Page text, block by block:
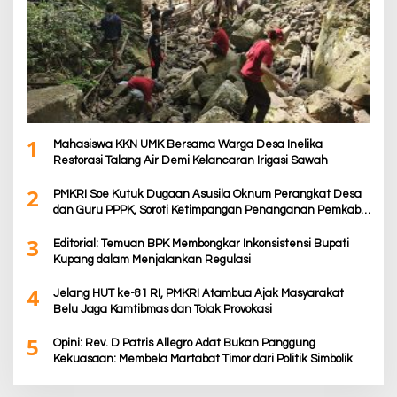
1
Mahasiswa KKN UMK Bersama Warga Desa Inelika
Restorasi Talang Air Demi Kelancaran Irigasi Sawah
2
PMKRI Soe Kutuk Dugaan Asusila Oknum Perangkat Desa
dan Guru PPPK, Soroti Ketimpangan Penanganan Pemkab
3
Editorial: Temuan BPK Membongkar Inkonsistensi Bupati
Kupang dalam Menjalankan Regulasi
4
Jelang HUT ke-81 RI, PMKRI Atambua Ajak Masyarakat
Belu Jaga Kamtibmas dan Tolak Provokasi
5
Opini: Rev. D Patris Allegro Adat Bukan Panggung
Kekuasaan: Membela Martabat Timor dari Politik Simbolik